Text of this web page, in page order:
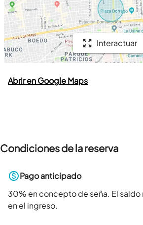
Interactuar
Abrir en Google Maps
Condiciones de la reserva
Pago anticipado
30% en concepto de seña. El
en el ingreso.